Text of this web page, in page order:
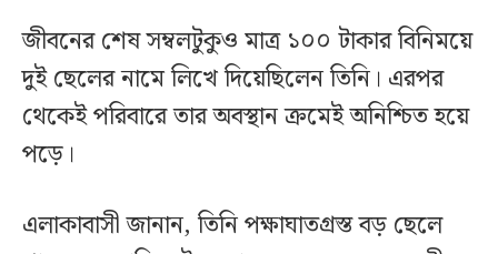
জীবনের শেষ সম্বলটুকুও মাত্র ১০০ টাকার বিনিময়ে
দুই ছেলের নামে লিখে দিয়েছিলেন তিনি। এরপর
থেকেই পরিবারে তার অবস্থান ক্রমেই অনিশ্চিত হয়ে
পড়ে।
এলাকাবাসী জানান, তিনি পক্ষাঘাতগ্রস্ত বড় ছেলে